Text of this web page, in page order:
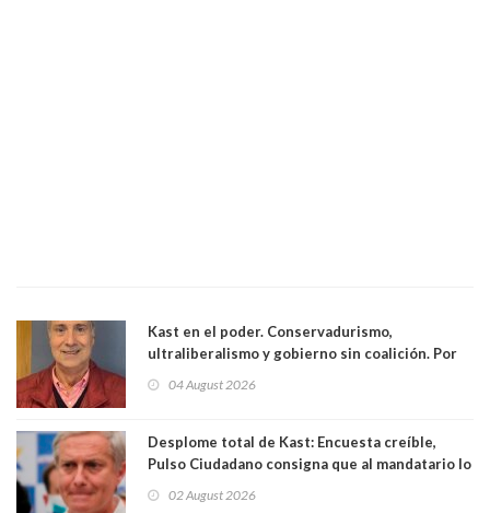
Kast en el poder. Conservadurismo,
ultraliberalismo y gobierno sin coalición. Por
04 August 2026
Desplome total de Kast: Encuesta creíble,
Pulso Ciudadano consigna que al mandatario lo
sacó en primera vuelta. Rechazo es de 58.9% y
02 August 2026